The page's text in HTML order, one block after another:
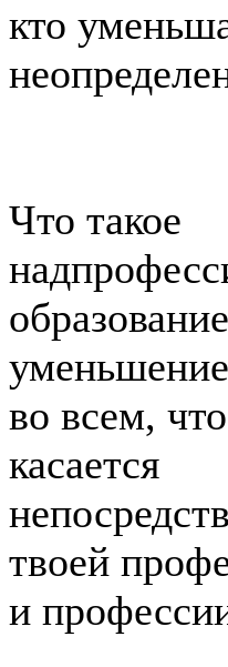
кто
Что такое
во всем,
касается
твоей
и